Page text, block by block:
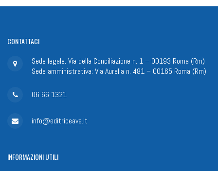
CONTATTACI
Sede legale: Via della Conciliazione n. 1 – 00193 Roma (Rm)
Sede amministrativa: Via Aurelia n. 481 – 00165 Roma (Rm)
06 66 1321
info@editriceave.it
INFORMAZIONIUTILI